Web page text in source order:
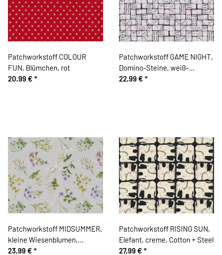
Patchworkstoff COLOUR
FUN, Blümchen, rot
20,99 € *
Patchworkstoff GAME NIGHT,
Domino-Steine, weiß-
schwarz, Blank Quilting
22,99 € *
Patchworkstoff MIDSUMMER,
kleine Wiesenblumen,
hellgrau, Windham Fabrics
23,99 € *
Patchworkstoff RISING SUN,
Elefant, creme, Cotton + Steel
27,99 € *